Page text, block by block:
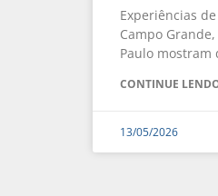
Experiências
Campo
Paulo mostram
CONTINUE
13/05/2026